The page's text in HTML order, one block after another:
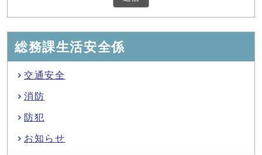
総務課生活安全係
交通安全
消防
防犯
お知らせ